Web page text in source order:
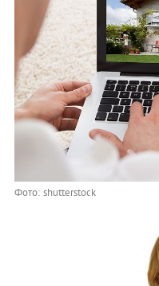
Фото: shutterstock